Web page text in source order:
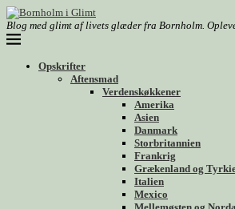
Blog med glimt af livets glæder fra Bornholm.
Opskrifter
Aftensmad
Verdenskøkkener
Amerika
Asien
Danmark
Storbritannien
Frankrig
Grækenland og
Italien
Mexico